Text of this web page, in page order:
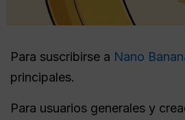
Para suscribirse a Nano
principales.
Para usuarios generales y